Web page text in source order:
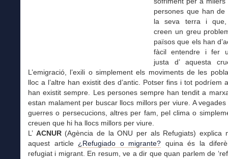
persones que han de
la seva terra i
creen un greu
països que els han
fàcil entendre i fer
justa d’ aquesta
L’emigració, l’exili o simplement els moviments de les
lloc a l’altre han existit des d’antic. Potser fins i tot podríem
han existit sempre. Les persones sempre han tendit a
estan malament per buscar llocs millors per viure. A
guerres o persecucions, altres per fam, pel clima o
creuen que hi ha llocs millors per viure.
L’ ACNUR (Agència de la ONU per als Refugiats) explica
aquest article ¿Refugiado o migrante? quina és la
refugiat i migrant. En resum, ve a dir que quan parlem de